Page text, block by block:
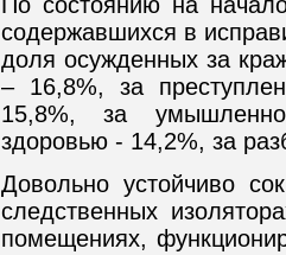
содержавшихся в
доля осужденных за
– 16,8%, за
15,8%, за
здоровью - 14,2%, за
Довольно устойчиво
следственных
помещениях,